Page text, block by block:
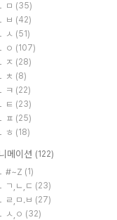
ㅁ (35)
ㅂ (42)
ㅅ (51)
ㅇ (107)
ㅈ (28)
ㅊ (8)
ㅋ (22)
ㅌ (23)
ㅍ (25)
ㅎ (18)
메이션 (122)
#~Z (1)
ㄱ,ㄴ,ㄷ (23)
ㄹ,ㅁ.ㅂ (27)
ㅅ,ㅇ (32)